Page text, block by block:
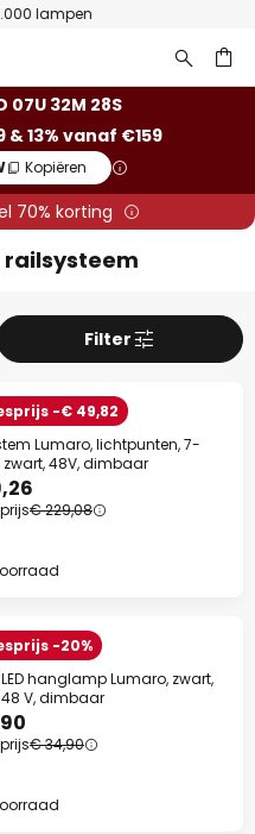
lampen
07U 32M 27S
& 13% vanaf €159
Kopiëren
70% korting
railsysteem
Filter
-€ 49,82
Lumaro, lichtpunten, 7-
48V, dimbaar
€ 229,08
-20%
hanglamp Lumaro, zwart,
V, dimbaar
€ 34,90
Kopiëren